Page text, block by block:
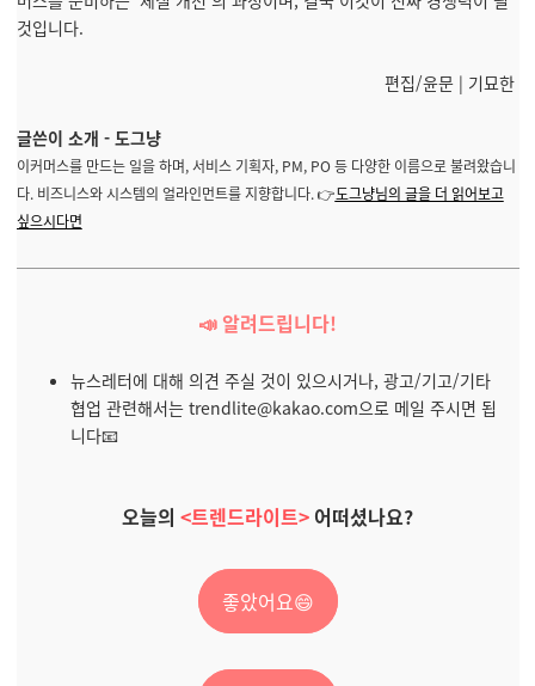
것입니다.
편집/윤문 | 기묘한
글쓴이 소개 - 도그냥
이커머스를 만드는 일을 하며, 서비스 기획자, PM, PO 등 다양한 이름으로 불려왔습니
다. 비즈니스와 시스템의 얼라인먼트를 지향합니다. 👉도그냥님의 글을 더 읽어보고
싶으시다면
📣 알려드립니다!
뉴스레터에 대해 의견 주실 것이 있으시거나, 광고/기고/기타
협업 관련해서는 trendlite@kakao.com으로 메일 주시면 됩
니다📧
오늘의 <트렌드라이트> 어떠셨나요?
좋았어요😄